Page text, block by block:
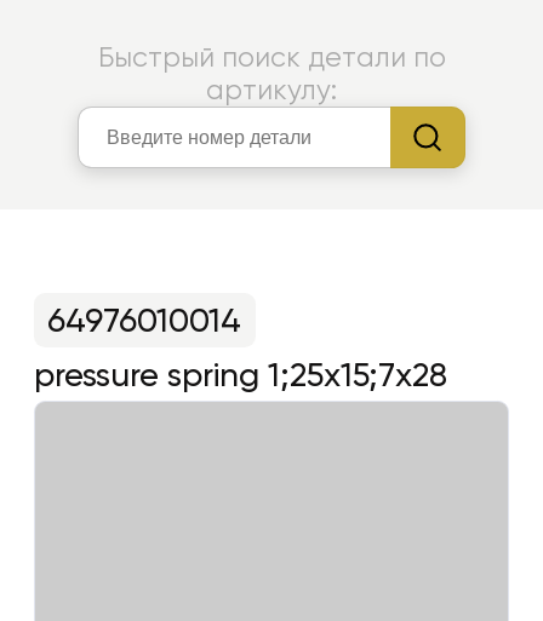
Быстрый поиск детали по
артикулу:
pressure spring 1;25x15;7x28
64976010014